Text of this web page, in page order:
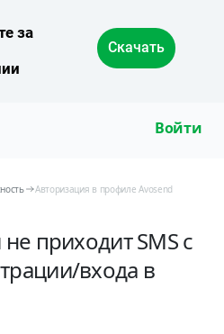
за
Скачать
Войти
Авторизация в профиле Avosend
приходит SMS с
входа в